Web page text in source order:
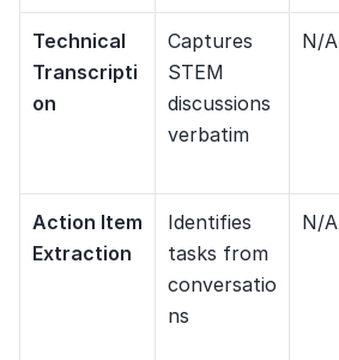
Technical
Transcripti
on
Captures
STEM
discussions
verbatim
N/A
Action Item
Extraction
Identifies
tasks from
conversatio
ns
N/A